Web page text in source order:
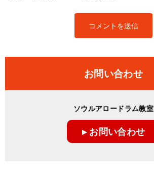
お問い合わせ
ソウルアロードラム教室
▸ お問い合わせ